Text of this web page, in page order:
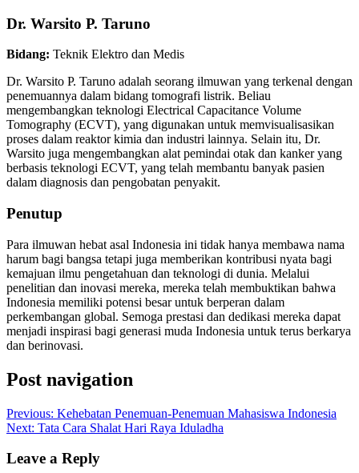
Dr. Warsito P. Taruno
Bidang: Teknik Elektro dan Medis
Dr. Warsito P. Taruno adalah seorang ilmuwan yang terkenal dengan
penemuannya dalam bidang tomografi listrik. Beliau
mengembangkan teknologi Electrical Capacitance Volume
Tomography (ECVT), yang digunakan untuk memvisualisasikan
proses dalam reaktor kimia dan industri lainnya. Selain itu, Dr.
Warsito juga mengembangkan alat pemindai otak dan kanker yang
berbasis teknologi ECVT, yang telah membantu banyak pasien
dalam diagnosis dan pengobatan penyakit.
Penutup
Para ilmuwan hebat asal Indonesia ini tidak hanya membawa nama
harum bagi bangsa tetapi juga memberikan kontribusi nyata bagi
kemajuan ilmu pengetahuan dan teknologi di dunia. Melalui
penelitian dan inovasi mereka, mereka telah membuktikan bahwa
Indonesia memiliki potensi besar untuk berperan dalam
perkembangan global. Semoga prestasi dan dedikasi mereka dapat
menjadi inspirasi bagi generasi muda Indonesia untuk terus berkarya
dan berinovasi.
Post navigation
Previous: Kehebatan Penemuan-Penemuan Mahasiswa Indonesia
Next: Tata Cara Shalat Hari Raya Iduladha
Leave a Reply